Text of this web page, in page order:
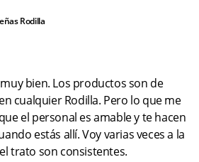
bien. Los productos son de
cualquier Rodilla. Pero lo que me
el personal es amable y te hacen
estás allí. Voy varias veces a la
trato son consistentes.